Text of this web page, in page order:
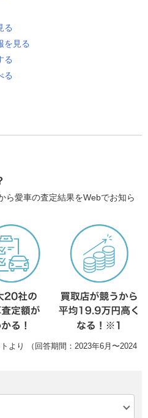
る
を見る
る
る
ら愛車の査定結果をWebでお知ら
より （回答期間：2023年6月〜2024